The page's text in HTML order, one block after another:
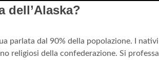
dell’Alaska?
parlata dal 90% della popolazione. I
religiosi della confederazione. Si